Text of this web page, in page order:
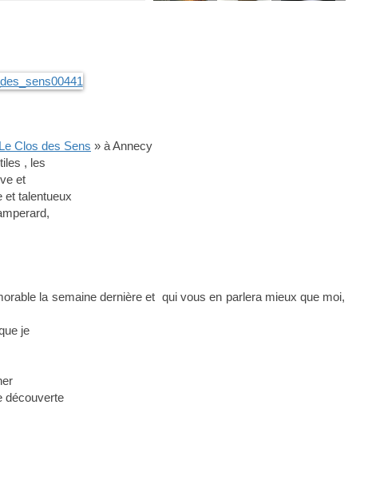
Le Clos des Sens » à Annecy
, les
et
et talentueux
la semaine dernière et qui vous en parlera mieux que moi,
je
découverte